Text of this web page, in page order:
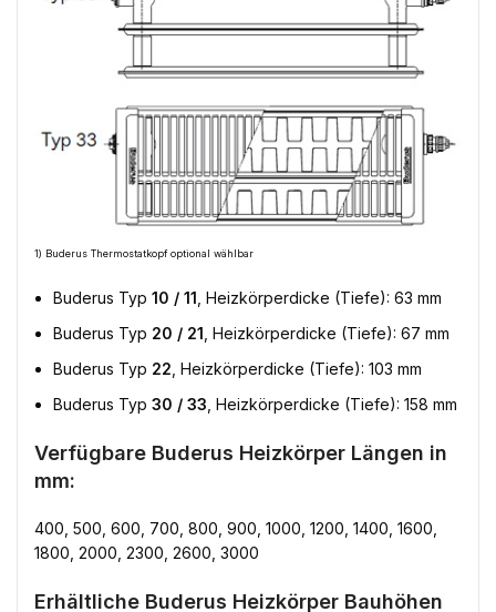
1) Buderus Thermostatkopf optional wählbar
Buderus Typ 10 / 11 , Heizkörperdicke (Tiefe): 63 mm
Buderus Typ 20 / 21 , Heizkörperdicke (Tiefe): 67 mm
Buderus Typ 22 , Heizkörperdicke (Tiefe): 103 mm
Buderus Typ 30 / 33 , Heizkörperdicke (Tiefe): 158 mm
Verfügbare Buderus Heizkörper Längen in
mm:
400, 500, 600, 700, 800, 900, 1000, 1200, 1400, 1600,
1800, 2000, 2300, 2600, 3000
Erhältliche Buderus Heizkörper Bauhöhen